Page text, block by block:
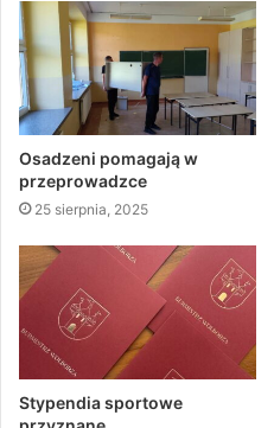
Osadzeni pomagają w
przeprowadzce
25 sierpnia, 2025
Stypendia sportowe